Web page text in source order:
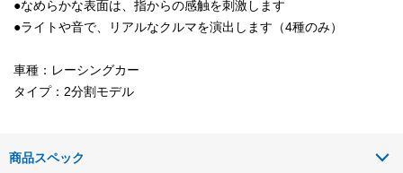
●なめらかな表面は、指からの感触を刺激します
●ライトや音で、リアルなクルマを演出します（4種のみ）
車種：レーシングカー
タイプ：2分割モデル
商品スペック